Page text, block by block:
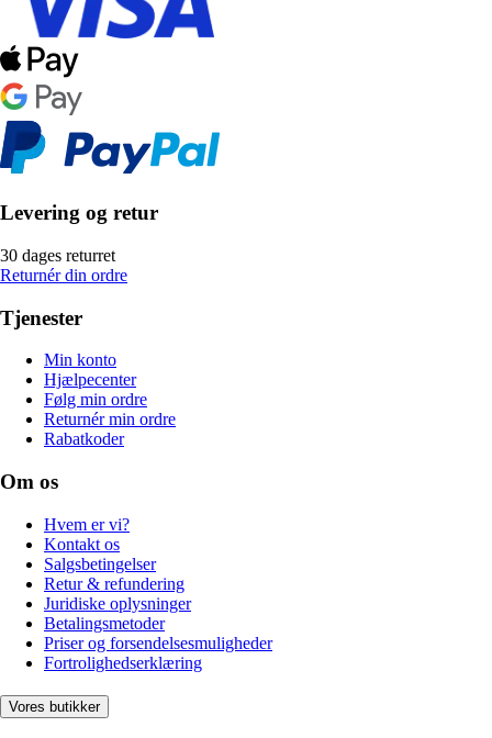
Levering og retur
30 dages returret
Returnér din ordre
Tjenester
Min konto
Hjælpecenter
Følg min ordre
Returnér min ordre
Rabatkoder
Om os
Hvem er vi?
Kontakt os
Salgsbetingelser
Retur & refundering
Juridiske oplysninger
Betalingsmetoder
Priser og forsendelsesmuligheder
Fortrolighedserklæring
Vores butikker